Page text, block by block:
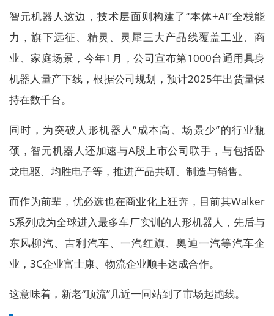
智元机器人这边，技术层面则构建了“本体+AI”全栈能
力，旗下远征、精灵、灵犀三大产品线覆盖工业、商
业、家庭场景，今年1月，公司宣布第1000台通用具身
机器人量产下线，根据公司规划，预计2025年出货量保
持在数千台。
同时，为突破人形机器人“成本高、场景少”的行业瓶
颈，智元机器人还加速与A股上市公司联手，与包括卧
龙电驱、均胜电子等，推进产品共研、制造与销售。
而作为前辈，优必选也在商业化上狂奔，目前其Walker
S系列成为全球进入最多车厂实训的人形机器人，先后与
东风柳汽、吉利汽车、一汽红旗、奥迪一汽等汽车企
业，3C企业富士康、物流企业顺丰达成合作。
这意味着，新老“顶流”几近一同站到了市场起跑线。